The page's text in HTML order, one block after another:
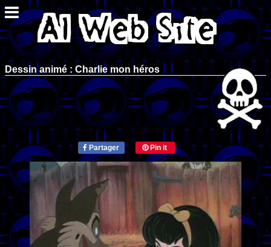
Dessin animé : Charlie mon héros
Partager Pin it